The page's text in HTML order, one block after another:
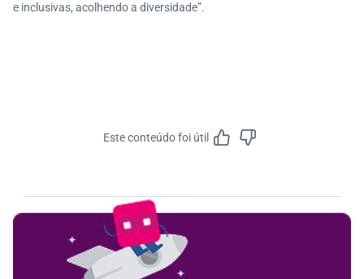
e inclusivas, acolhendo a diversidade”.
Este conteúdo foi útil